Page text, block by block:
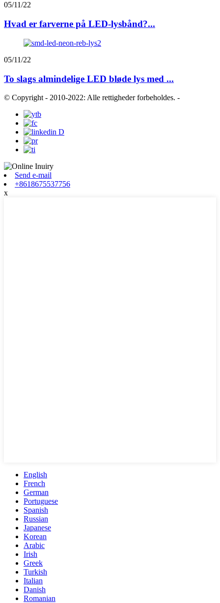
05/11/22
Hvad er farverne på LED-lysbånd?...
05/11/22
To slags almindelige LED bløde lys med ...
© Copyright - 2010-2022: Alle rettigheder forbeholdes. -
Send e-mail
+8618675537756
x
English
French
German
Portuguese
Spanish
Russian
Japanese
Korean
Arabic
Irish
Greek
Turkish
Italian
Danish
Romanian